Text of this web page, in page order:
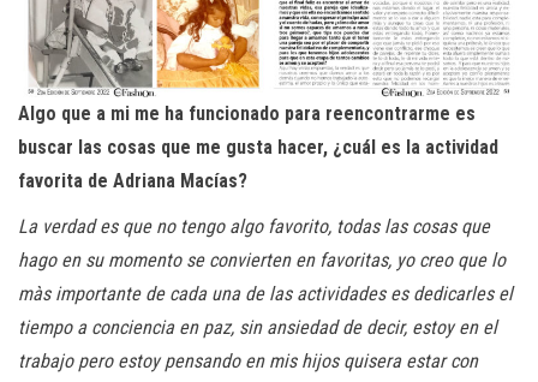
Algo que a mi me ha funcionado para reencontrarme es
buscar las cosas que me gusta hacer, ¿cuál es la actividad
favorita de Adriana Macías?
La verdad es que no tengo algo favorito, todas las cosas que
hago en su momento se convierten en favoritas, yo creo que lo
màs importante de cada una de las actividades es dedicarles el
tiempo a conciencia en paz, sin ansiedad de decir, estoy en el
trabajo pero estoy pensando en mis hijos quisera estar con